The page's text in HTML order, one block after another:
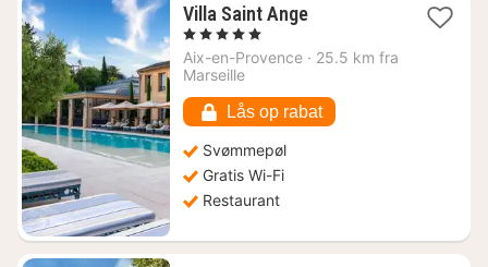
Villa Saint Ange1
fra
, 5 Stjerner
Aix-en-Provence · 25.5 km fra
Marseille
Lås op rabat
Svømmepøl
Gratis Wi-Fi
Restaurant